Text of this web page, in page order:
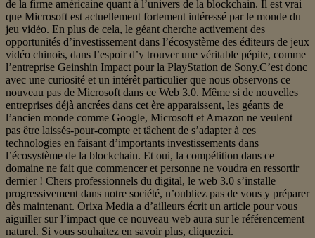
de la firme américaine quant à l’univers de la blockchain. Il est vrai
que Microsoft est actuellement fortement intéressé par le monde du
jeu vidéo. En plus de cela, le géant cherche activement des
opportunités d’investissement dans l’écosystème des éditeurs de jeux
vidéo chinois, dans l’espoir d’y trouver une véritable pépite, comme
l’entreprise Geinshin Impact pour la PlayStation de Sony.C’est donc
avec une curiosité et un intérêt particulier que nous observons ce
nouveau pas de Microsoft dans ce Web 3.0. Même si de nouvelles
entreprises déjà ancrées dans cet ère apparaissent, les géants de
l’ancien monde comme Google, Microsoft et Amazon ne veulent
pas être laissés-pour-compte et tâchent de s’adapter à ces
technologies en faisant d’importants investissements dans
l’écosystème de la blockchain. Et oui, la compétition dans ce
domaine ne fait que commencer et personne ne voudra en ressortir
dernier ! Chers professionnels du digital, le web 3.0 s’installe
progressivement dans notre société, n’oubliez pas de vous y préparer
dès maintenant. Orixa Media a d’ailleurs écrit un article pour vous
aiguiller sur l’impact que ce nouveau web aura sur le référencement
naturel. Si vous souhaitez en savoir plus, cliquezici.